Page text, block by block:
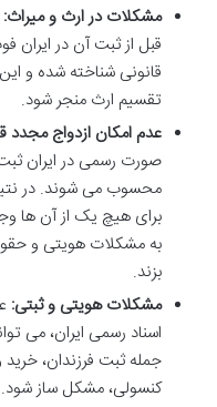
مشکلات در ارث و میراث:
قبل از ثبت آن در ایران
قانونی شناخته شده و
تقسیم ارث منجر شود.
عدم امکان ازدواج مجدد
صورت رسمی در ایران
محسوب می شوند. در
برای هیچ یک از آن ها
به مشکلات هویتی و
بزند.
مشکلات هویتی و ثبتی:
اسناد رسمی ایران، می
جمله ثبت فرزندان،
کنسولی، مشکل ساز شود.